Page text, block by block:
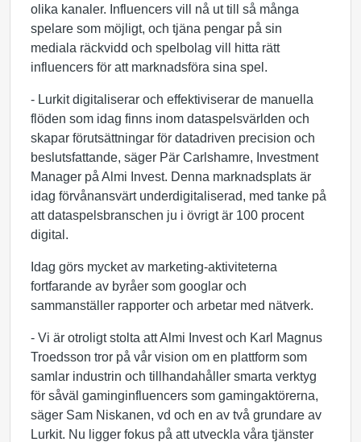
olika kanaler. Influencers vill nå ut till så många
spelare som möjligt, och tjäna pengar på sin
mediala räckvidd och spelbolag vill hitta rätt
influencers för att marknadsföra sina spel.
- Lurkit digitaliserar och effektiviserar de manuella
flöden som idag finns inom dataspelsvärlden och
skapar förutsättningar för datadriven precision och
beslutsfattande, säger Pär Carlshamre, Investment
Manager på Almi Invest. Denna marknadsplats är
idag förvånansvärt underdigitaliserad, med tanke på
att dataspelsbranschen ju i övrigt är 100 procent
digital.
Idag görs mycket av marketing-aktiviteterna
fortfarande av byråer som googlar och
sammanställer rapporter och arbetar med nätverk.
- Vi är otroligt stolta att Almi Invest och Karl Magnus
Troedsson tror på vår vision om en plattform som
samlar industrin och tillhandahåller smarta verktyg
för såväl gaminginfluencers som gamingaktörerna,
säger Sam Niskanen, vd och en av två grundare av
Lurkit. Nu ligger fokus på att utveckla våra tjänster